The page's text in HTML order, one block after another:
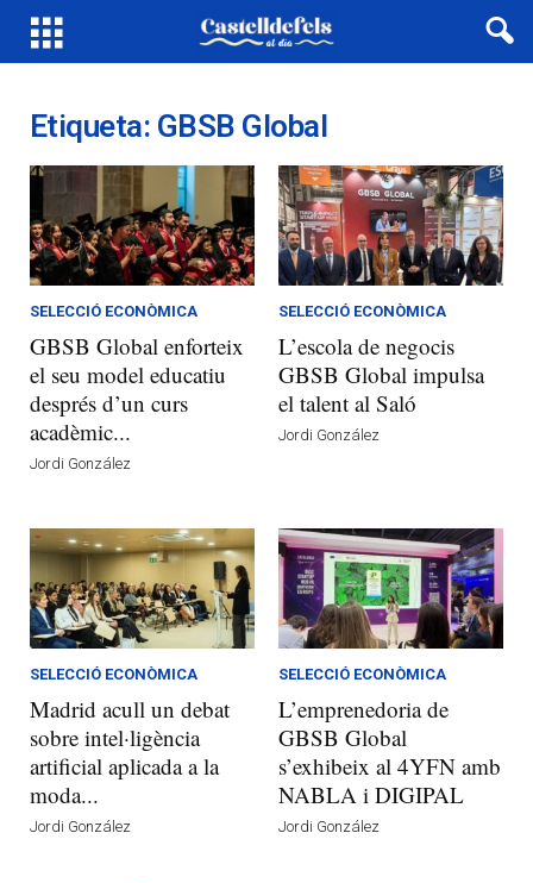
Etiqueta: GBSB Global
SELECCIÓ ECONÒMICA
GBSB Global enforteix
el seu model educatiu
després d’un curs
acadèmic...
Jordi González
SELECCIÓ ECONÒMICA
L’escola de negocis
GBSB Global impulsa
el talent al Saló
Jordi González
SELECCIÓ ECONÒMICA
Madrid acull un debat
sobre intel·ligència
artificial aplicada a la
moda...
Jordi González
SELECCIÓ ECONÒMICA
L’emprenedoria de
GBSB Global
s’exhibeix al 4YFN amb
NABLA i DIGIPAL
Jordi González